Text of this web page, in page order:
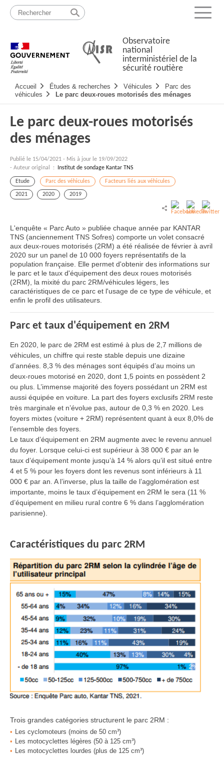
Passer
contenu
Menu
Observatoire
national
interministériel de la
sécurité routière
principale
Accueil Études & recherches Véhicules
Parc des
véhicules
Le parc deux-roues motorisés des ménages
Le parc deux-roues motorisés
des ménages
Publié le 15/04/2021 - Mis à jour le 19/09/2022
- Auteur original :
Institut de sondage Kantar TNS
Etude Parc des véhicules Facteurs liés aux véhicules
2021 2020 2019
L'enquête « Parc Auto » publiée chaque année par KANTAR
TNS (anciennement TNS Sofres) comporte un volet consacré
aux deux-roues motorisés (2RM) a été réalisée de février à avril
2020 sur un panel de 10 000 foyers représentatifs de la
population française. Elle permet d'obtenir des informations sur
le parc et le taux d'équipement des deux roues motorisés
(2RM), la mixité du parc 2RM/véhicules légers, les
caractéristiques de ce parc et l'usage de ce type de véhicule, et
enfin le profil des utilisateurs.
Parc et taux d'équipement en 2RM
En 2020, le parc de 2RM est estimé à plus de 2,7 millions de
véhicules, un chiffre qui reste stable depuis une dizaine
d’années. 8,3 % des ménages sont équipés d’au moins un
deux-roues motorisé en 2020, dont 1,5 points en possèdent 2
ou plus. L’immense majorité des foyers possédant un 2RM est
aussi équipée en voiture. La part des foyers exclusifs 2RM reste
très marginale et n’évolue pas, autour de 0,3 % en 2020. Les
foyers mixtes (voiture + 2RM) représentent quant à eux 8,0% de
l’ensemble des foyers.
Le taux d’équipement en 2RM augmente avec le revenu annuel
du foyer. Lorsque celui-ci est supérieur à 38 000 € par an le
taux d’équipement monte jusqu’à 14 % alors qu’il est situé entre
4 et 5 % pour les foyers dont les revenus sont inférieurs à 11
000 € par an. A l’inverse, plus la taille de l’agglomération est
importante, moins le taux d’équipement en 2RM le sera (11 %
d’équipement en milieu rural contre 6 % dans l’agglomération
parisienne).
Caractéristiques du parc 2RM
Trois grandes catégories structurent le parc 2RM :
Les cyclomoteurs (moins de 50 cm³)
Les motocyclettes légères (50 à 125 cm³)
Les motocyclettes lourdes (plus de 125 cm³)